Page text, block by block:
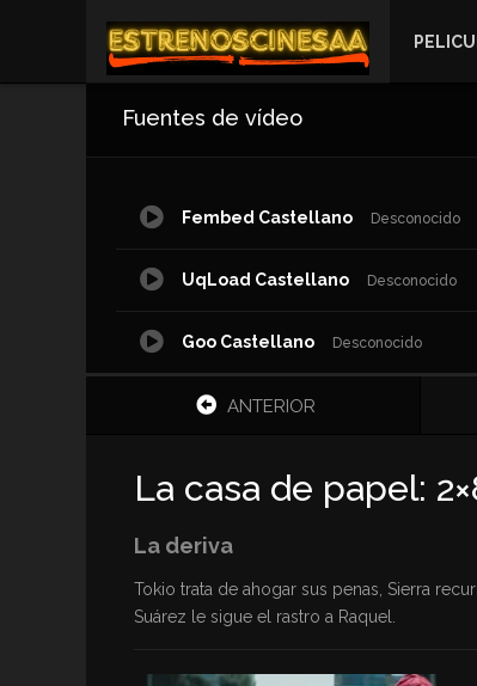
Fuentes de vídeo
Fembed Castellano Desconocido
UqLoad Castellano Desconocido
Goo Castellano Desconocido
ANTERIOR
La casa de papel:
La deriva
Tokio trata de ahogar sus penas, Sierra
Suárez le sigue el rastro a Raquel.